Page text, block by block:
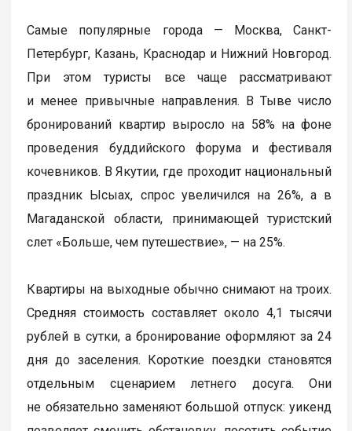
Самые популярные города — Москва, Санкт-
Петербург, Казань, Краснодар и Нижний Новгород.
При этом туристы все чаще рассматривают
и менее привычные направления. В Тыве число
бронирований квартир выросло на 58% на фоне
проведения буддийского форума и фестиваля
кочевников. В Якутии, где проходит национальный
праздник Ысыах, спрос увеличился на 26%, а в
Магаданской области, принимающей туристский
слет «Больше, чем путешествие», — на 25%.
Квартиры на выходные обычно снимают на троих.
Средняя стоимость составляет около 4,1 тысячи
рублей в сутки, а бронирование оформляют за 24
дня до заселения. Короткие поездки становятся
отдельным сценарием летнего досуга. Они
не обязательно заменяют большой отпуск: уикенд